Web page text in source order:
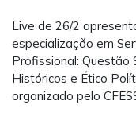
Live de 26/2
especialização em
Profissional: Questão
Históricos e Ético
organizado pelo